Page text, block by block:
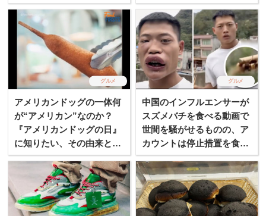
アメリカンドッグの一体何
が“アメリカン”なのか？
『アメリカンドッグの日』
に知りたい、その由来と歴
史
グルメ
中国のインフルエンサーが
スズメバチを食べる動画で
世間を騒がせるものの、ア
カウントは停止措置を食ら
う！
グルメ